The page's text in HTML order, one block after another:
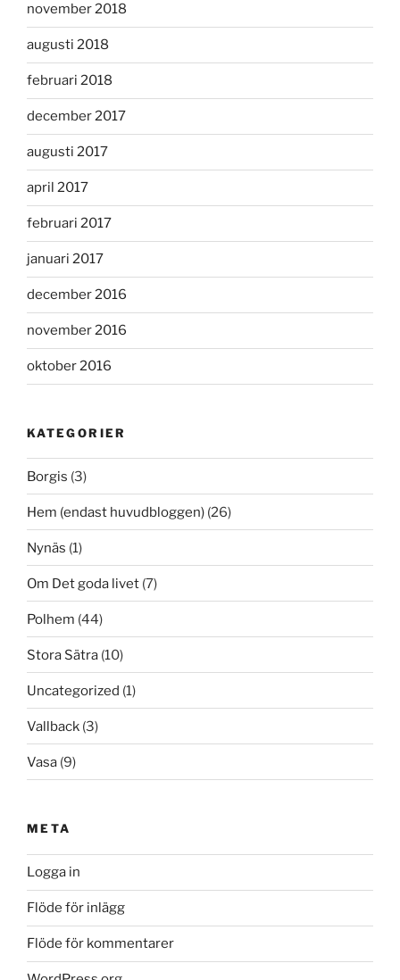
november 2018
augusti 2018
februari 2018
december 2017
augusti 2017
april 2017
februari 2017
januari 2017
december 2016
november 2016
oktober 2016
KATEGORIER
Borgis (3)
Hem (endast huvudbloggen) (26)
Nynäs (1)
Om Det goda livet (7)
Polhem (44)
Stora Sätra (10)
Uncategorized (1)
Vallback (3)
Vasa (9)
META
Logga in
Flöde för inlägg
Flöde för kommentarer